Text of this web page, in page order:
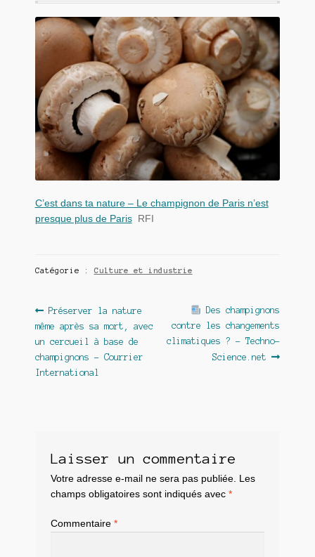
C’est dans ta nature – Le champignon de Paris n’est
presque plus de Paris
RFI
Catégorie : Culture et industrie
Navigation
de
l’article
Article
précédent :
Préserver la nature
même après sa mort, avec
un cercueil à base de
champignons – Courrier
International
Article
suivant :
Des champignons
contre les changements
climatiques ? – Techno-
Science.net
Laisser un commentaire
Votre adresse e-mail ne sera pas publiée. Les
champs obligatoires sont indiqués avec *
Commentaire *